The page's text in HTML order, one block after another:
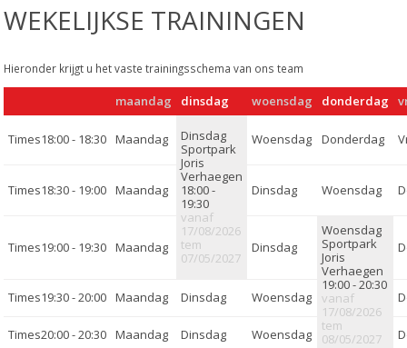
WEKELIJKSE TRAININGEN
Hieronder krijgt u het vaste trainingsschema van ons team
maandag dinsdag woensdag donderdag
18:00 - 18:30
Sportpark
Joris
Verhaegen
18:00 -
19:30
vanaf
17/08/2026
tem
07/05/2027
18:30 - 19:00
19:00 - 19:30
Sportpark
Joris
Verhaegen
19:00 - 20:30
vanaf
17/08/2026
tem
08/05/2027
19:30 - 20:00
20:00 - 20:30